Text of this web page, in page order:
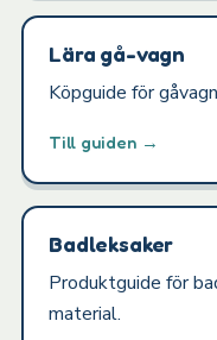
Lära gå-vagn
Köpguide för
Till guiden →
Badleksaker
Produktguide för
material.